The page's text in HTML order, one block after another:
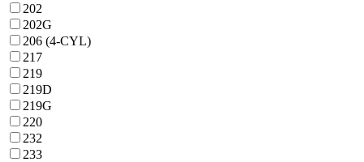
202
202G
206 (4-CYL)
217
219
219D
219G
220
232
233